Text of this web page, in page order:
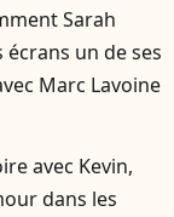
Sarah
un de ses
Marc Lavoine
avec Kevin,
dans les